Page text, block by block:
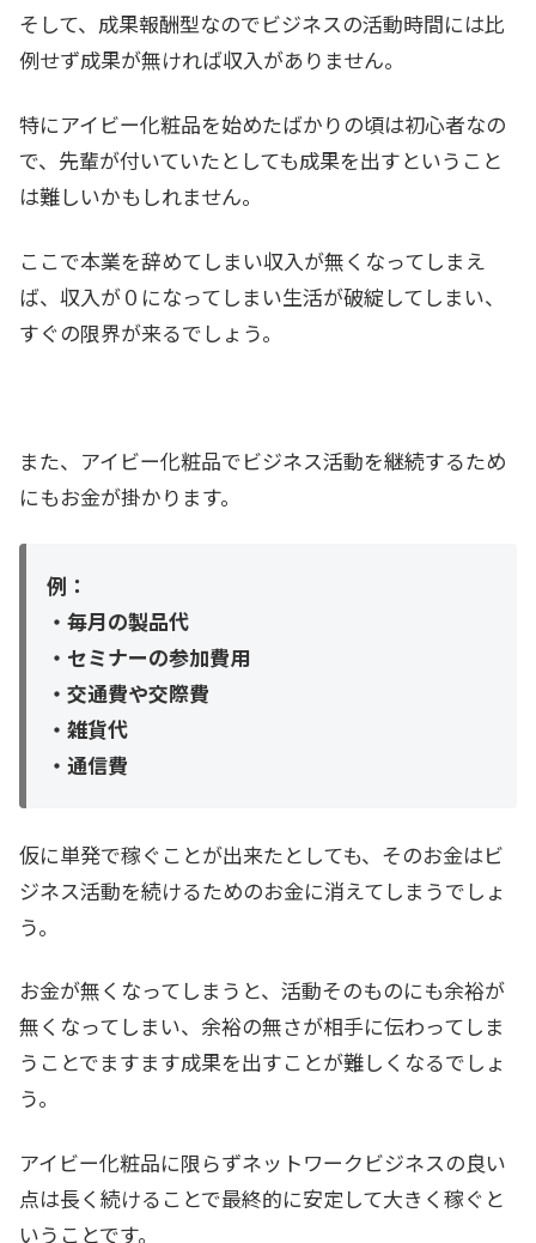
そして、成果報酬型なのでビジネスの活動時間には比
例せず成果が無ければ収入がありません。
特にアイビー化粧品を始めたばかりの頃は初心者なの
で、先輩が付いていたとしても成果を出すということ
は難しいかもしれません。
ここで本業を辞めてしまい収入が無くなってしまえ
ば、収入が０になってしまい生活が破綻してしまい、
すぐの限界が来るでしょう。
また、アイビー化粧品でビジネス活動を継続するため
にもお金が掛かります。
例：
・毎月の製品代
・セミナーの参加費用
・交通費や交際費
・雑貨代
・通信費
仮に単発で稼ぐことが出来たとしても、そのお金はビ
ジネス活動を続けるためのお金に消えてしまうでしょ
う。
お金が無くなってしまうと、活動そのものにも余裕が
無くなってしまい、余裕の無さが相手に伝わってしま
うことでますます成果を出すことが難しくなるでしょ
う。
アイビー化粧品に限らずネットワークビジネスの良い
点は長く続けることで最終的に安定して大きく稼ぐと
いうことです。